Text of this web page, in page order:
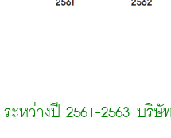
ระหว่างปี 2561-2563 บริษั